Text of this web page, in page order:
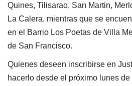
Quines, Tilisarao, San Martin,
La Calera, mientras que se
en el Barrio Los Poetas de Villa
de San Francisco.
Quienes deseen inscribirse en
hacerlo desde el próximo lunes